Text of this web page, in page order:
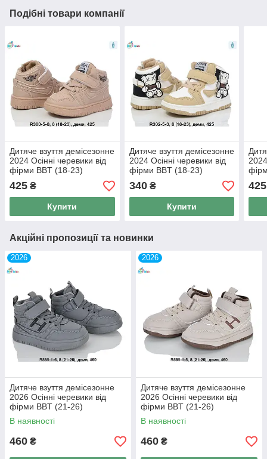
Подібні товари компанії
Дитяче взуття демісезонне
2024 Осінні черевики від
фірми BBT (18-23)
425 ₴
Купити
Дитяче взуття демісезонне
2024 Осінні черевики від
фірми BBT (18-23)
340₴
Купити
425
Акційні пропозиції та новинки
2026
Дитяче взуття демісезонне
2026 Осінні черевики від
фірми BBT (21-26)
В наявності
460 ₴
2026
Дитяче взуття демісезонне
2026 Осінні черевики від
фірми BBT (21-26)
В наявності
460 ₴